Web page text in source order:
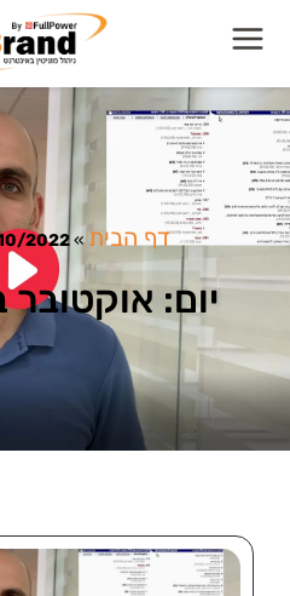
דף הבית»
2022
יום: אוקטובר ב30,